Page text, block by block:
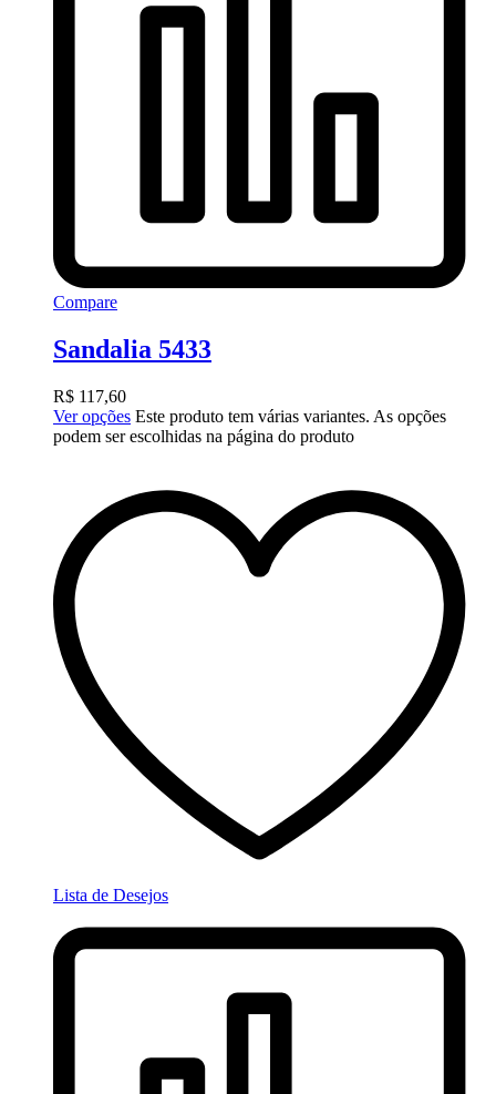
Compare
Sandalia 5433
R$ 117,60
Ver opções Este produto tem várias variantes. As opções
podem ser escolhidas na página do produto
Lista de Desejos